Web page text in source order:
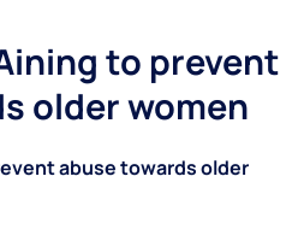
to prevent
older women
abusetowardsolder